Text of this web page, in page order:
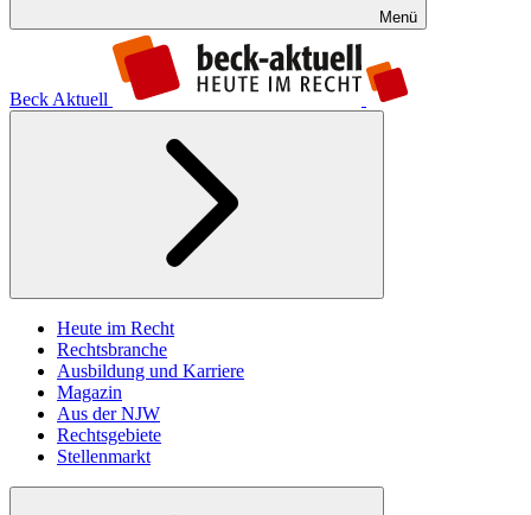
Menü
Beck Aktuell
Heute im Recht
Rechtsbranche
Ausbildung und Karriere
Magazin
Aus der NJW
Rechtsgebiete
Stellenmarkt